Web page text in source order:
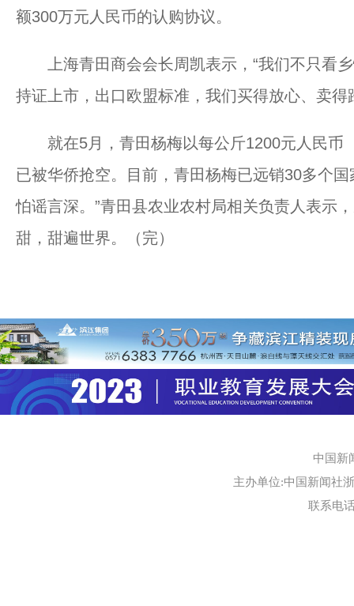
额300万元人民币的认购协议。
上海青田商会会长周凯表示，“我们不只看乡
持证上市，出口欧盟标准，我们买得放心、卖得
就在5月，青田杨梅以每公斤1200元人民币
已被华侨抢空。目前，青田杨梅已远销30多个
怕谣言深。”青田县农业农村局相关负责人表示
甜，甜遍世界。（完）
中国新
主办单位:中国新闻社
联系电